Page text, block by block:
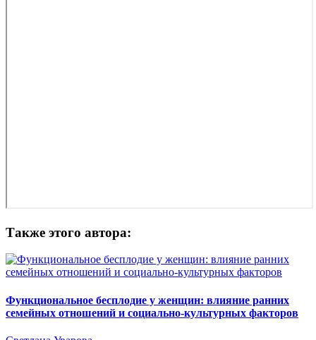
Также этого автора:
Функциональное бесплодие у женщин: влияние ранних
семейных отношений и социально-культурных факторов